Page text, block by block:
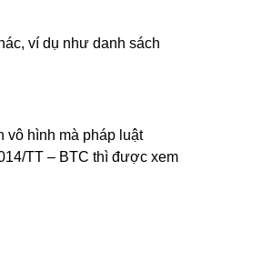
ví dụ như danh sách
vô hình mà pháp luật
TT – BTC thì được xem